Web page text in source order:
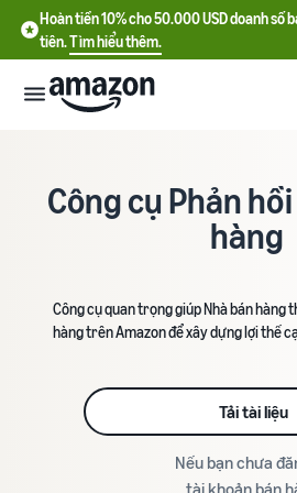
Hoàn tiền 10% cho 50.000 USD doanh số
tiên.Tìm hiểu thêm.
đầu
Amazon
USD doanh số bán hàng
thương hiệu đầu tiên
Hướng dẫn đăng ký tài
hoạch
Công cụ Phản
hàng
Công cụ quan trọng giúp Nhà bán hàng
hàng trên Amazon để xây dựng lợi thế
Tải tài liệu
Nếu bạn chưa
tài khoản bán